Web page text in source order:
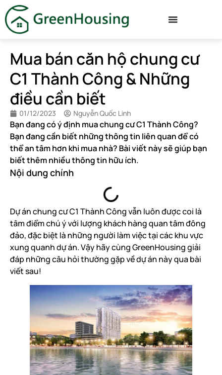
Mua bán căn hộ chung cư
C1 Thành Công & Những
điều cần biết
01/12/2023 Nguyễn Quốc Linh
Bạn đang có ý định mua chung cư C1 Thành Công?
Bạn đang cần biết những thông tin liên quan để có
thể an tâm hơn khi mua nhà? Bài viết này sẽ giúp bạn
biết thêm nhiều thông tin hữu ích.
Nội dung chính
Dự án chung cư C1 Thành Công vẫn luôn được coi là
tâm điểm chú ý với lượng khách hàng quan tâm đông
đảo, đặc biệt là những người làm việc tại các khu vực
xung quanh dự án. Vậy hãy cùng GreenHousing giải
đáp những câu hỏi thường gặp về dự án này qua bài
viết sau!